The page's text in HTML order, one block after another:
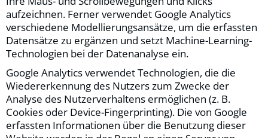
aufzeichnen. Ferner verwendet Google Analytics
verschiedene Modellierungsansätze, um die erfassten
Datensätze zu ergänzen und setzt Machine-Learning-
Technologien bei der Datenanalyse ein.
Google Analytics verwendet Technologien, die die
Wiedererkennung des Nutzers zum Zwecke der
Analyse des Nutzerverhaltens ermöglichen (z. B.
Cookies oder Device-Fingerprinting). Die von Google
erfassten Informationen über die Benutzung dieser